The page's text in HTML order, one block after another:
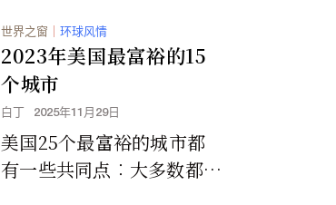
世界之窗 ｜ 环球风情
2023年美国最富裕的15
个城市
白丁 2025年11月29日
美国25个最富裕的城市都
有一些共同点︰大多数都位